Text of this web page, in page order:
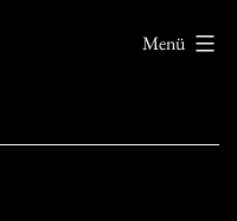
Menü